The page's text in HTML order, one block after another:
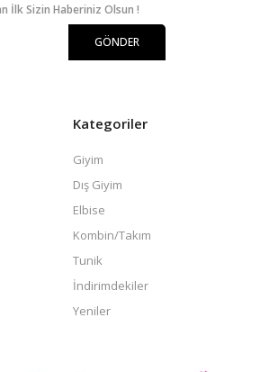
İlk Sizin Haberiniz Olsun !
GÖNDER
Kategoriler
Giyim
Dış Giyim
Elbise
Kombin/Takım
Tunik
İndirimdekiler
Yeniler